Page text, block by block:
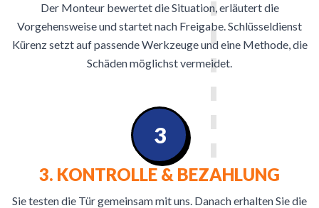
Der Monteur bewertet die Situation, erläutert die
Vorgehensweise und startet nach Freigabe. Schlüsseldienst
Kürenz setzt auf passende Werkzeuge und eine Methode, die
Schäden möglichst vermeidet.
3. KONTROLLE & BEZAHLUNG
Sie testen die Tür gemeinsam mit uns. Danach erhalten Sie die
3